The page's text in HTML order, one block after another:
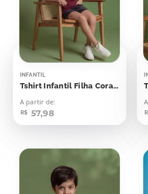
INFANTIL
Tshirt Infantil Filha Coração
A partir de:
R$ 57,98